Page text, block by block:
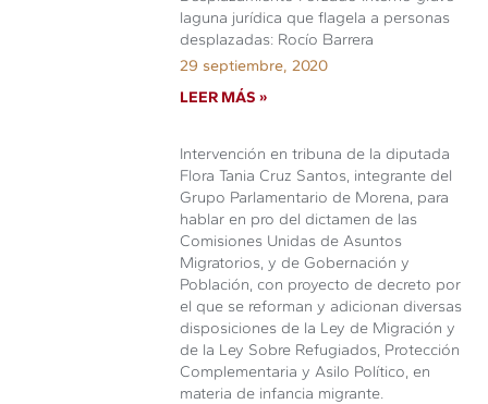
laguna jurídica que flagela a personas
desplazadas: Rocío Barrera
29 septiembre, 2020
LEER MÁS »
Intervención en tribuna de la diputada
Flora Tania Cruz Santos, integrante del
Grupo Parlamentario de Morena, para
hablar en pro del dictamen de las
Comisiones Unidas de Asuntos
Migratorios, y de Gobernación y
Población, con proyecto de decreto por
el que se reforman y adicionan diversas
disposiciones de la Ley de Migración y
de la Ley Sobre Refugiados, Protección
Complementaria y Asilo Político, en
materia de infancia migrante.